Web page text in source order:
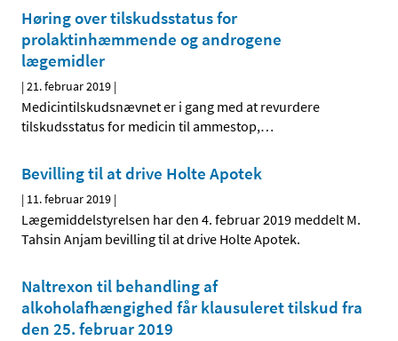
Høring over tilskudsstatus for
prolaktinhæmmende og androgene
lægemidler
|21. februar 2019 |
Medicintilskudsnævnet er i gang med at revurdere
tilskudsstatus for medicin til ammestop,…
Bevilling til at drive Holte Apotek
| 11. februar 2019 |
Lægemiddelstyrelsen har den 4. februar 2019 meddelt M.
Tahsin Anjam bevilling til at drive Holte Apotek.
Naltrexon til behandling af
alkoholafhængighed får klausuleret tilskud fra
den 25. februar 2019